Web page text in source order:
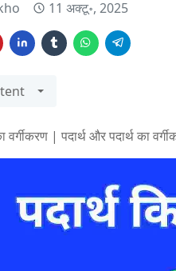
11 अक्टू॰, 2025
वर्गीकरण | पदार्थ और पदार्थ का